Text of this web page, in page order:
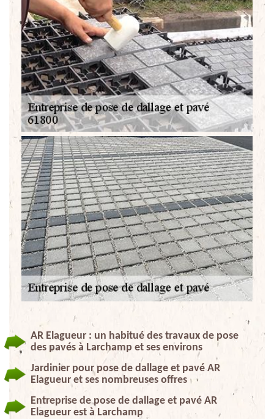
AR Elagueur : un habitué des travaux de pose
des pavés à Larchamp et ses environs
Jardinier pour pose de dallage et pavé AR
Elagueur et ses nombreuses offres
Entreprise de pose de dallage et pavé AR
Elagueur est à Larchamp